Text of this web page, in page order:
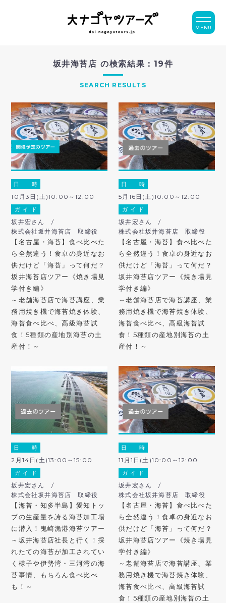
坂井海苔店 の検索結果：19件
SEARCH RESULTS
日 時
10月3日(土)10:00～12:00
ガ イ ド
坂井宏さん /
株式会社坂井海苔店 取締役
【名古屋・海苔】食べ比べた
ら全然違う！食卓の身近なお
供だけど「海苔」って何だ？
坂井海苔店ツアー《焼き場見
学付き編》
～老舗海苔店で海苔講座、業
務用焼き機で海苔焼き体験、
海苔食べ比べ、高級海苔試
食！5種類の産地別海苔の土
産付！～
日 時
5月16日(土)10:00～12:00
ガ イ ド
坂井宏さん /
株式会社坂井海苔店 取締役
【名古屋・海苔】食べ比べた
ら全然違う！食卓の身近なお
供だけど「海苔」って何だ？
坂井海苔店ツアー《焼き場見
学付き編》
～老舗海苔店で海苔講座、業
務用焼き機で海苔焼き体験、
海苔食べ比べ、高級海苔試
食！5種類の産地別海苔の土
産付！～
日 時
2月14日(土)13:00～15:00
ガ イ ド
坂井宏さん /
株式会社坂井海苔店 取締役
【海苔・知多半島】愛知トッ
プの生産量を誇る海苔加工場
に潜入！鬼崎漁港海苔ツアー
～坂井海苔店社長と行く！採
れたての海苔が加工されてい
く様子や伊勢湾・三河湾の海
苔事情、もちろん食べ比べ
も！～
日 時
11月1日(土)10:00～12:00
ガ イ ド
坂井宏さん /
株式会社坂井海苔店 取締役
【名古屋・海苔】食べ比べた
ら全然違う！食卓の身近なお
供だけど「海苔」って何だ？
坂井海苔店ツアー《焼き場見
学付き編》
～老舗海苔店で海苔講座、業
務用焼き機で海苔焼き体験、
海苔食べ比べ、高級海苔試
食！5種類の産地別海苔の土
MENU